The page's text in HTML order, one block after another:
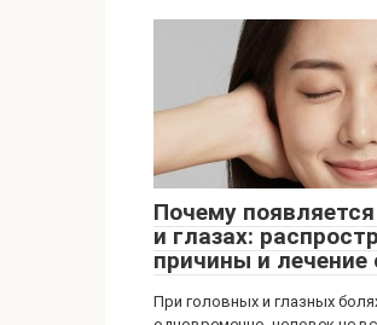
Почему
и глазах:
причины и
При головных и глазных